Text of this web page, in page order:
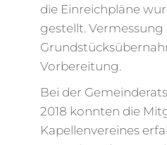
die Einreichpläne
gestellt. Vermessung
Vorbereitung.
Bei der
2018 konnten die
Kapellenvereines